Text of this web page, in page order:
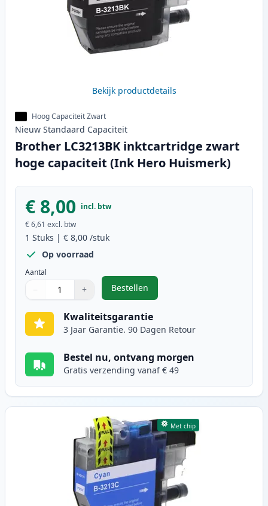
Bekijk productdetails
Hoog Capaciteit Zwart
Nieuw Standaard Capaciteit
Brother LC3213BK inktcartridge zwart
hoge capaciteit (Ink Hero Huismerk)
€ 8,00 incl. btw
€ 6,61 excl. btw
1 Stuks | € 8,00 /stuk
Op voorraad
Aantal
Gebruik de knoppen om aan te passen
− +
1
Bestellen
,Brother LC3213BK inktcartridge
Kwaliteitsgarantie
3 Jaar Garantie. 90 Dagen Retour
Bestel nu, ontvang morgen
Gratis verzending vanaf € 49
Met chip